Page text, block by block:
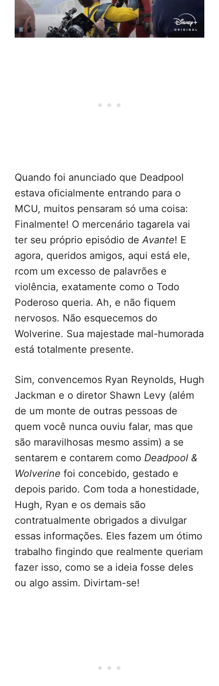
Quando foi anunciado que Deadpool
estava oficialmente entrando para o
MCU, muitos pensaram só uma coisa:
Finalmente! O mercenário tagarela vai
ter seu próprio episódio de Avante! E
agora, queridos amigos, aqui está ele,
rcom um excesso de palavrões e
violência, exatamente como o Todo
Poderoso queria. Ah, e não fiquem
nervosos. Não esquecemos do
Wolverine. Sua majestade mal-humorada
está totalmente presente.
Sim, convencemos Ryan Reynolds, Hugh
Jackman e o diretor Shawn Levy (além
de um monte de outras pessoas de
quem você nunca ouviu falar, mas que
são maravilhosas mesmo assim) a se
sentarem e contarem como Deadpool &
Wolverine foi concebido, gestado e
depois parido. Com toda a honestidade,
Hugh, Ryan e os demais são
contratualmente obrigados a divulgar
essas informações. Eles fazem um ótimo
trabalho fingindo que realmente queriam
fazer isso, como se a ideia fosse deles
ou algo assim. Divirtam-se!